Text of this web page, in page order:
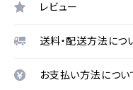
レビュー
送料・配送方法につ
お支払い方法につい